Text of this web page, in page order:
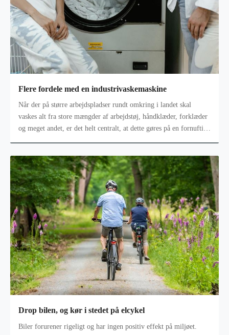
Flere fordele med en industrivaskemaskine
Når der på større arbejdspladser rundt omkring i landet skal
vaskes alt fra store mængder af arbejdstøj, håndklæder, forklæder
og meget andet, er det helt centralt, at dette gøres på en fornuftig
Drop bilen, og kør i stedet på elcykel
Biler forurener rigeligt og har ingen positiv effekt på miljøet.